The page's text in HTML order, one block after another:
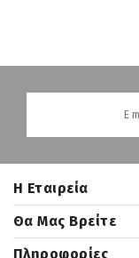
H Εταιρεία
Θα Μας Βρείτε
Πληροφορίες